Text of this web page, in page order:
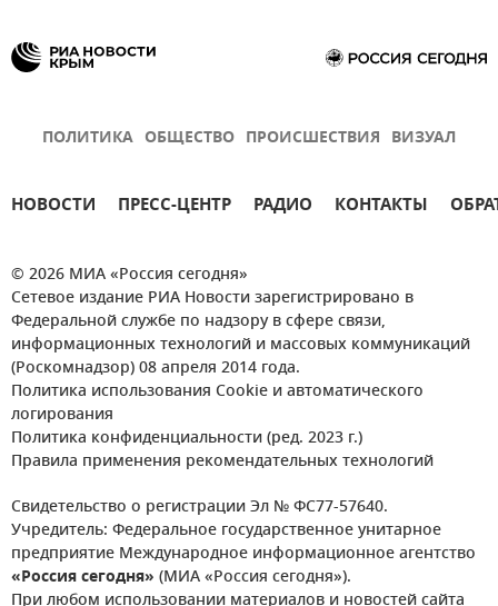
ПОЛИТИКА ОБЩЕСТВО ПРОИСШЕСТВИЯ ВИЗУАЛ
НОВОСТИ ПРЕСС-ЦЕНТР РАДИО КОНТАКТЫ
© 2026 МИА «Россия сегодня»
Сетевое издание РИА Новости зарегистрировано в
Федеральной службе по надзору в сфере связи,
информационных технологий и массовых коммуникаций
(Роскомнадзор) 08 апреля 2014 года.
Политика использования Cookie и автоматического
логирования
Политика конфиденциальности (ред. 2023 г.)
Правила применения рекомендательных технологий
Свидетельство о регистрации Эл № ФС77-57640.
Учредитель: Федеральное государственное унитарное
предприятие Международное информационное агентство
«Россия сегодня» (МИА «Россия сегодня»).